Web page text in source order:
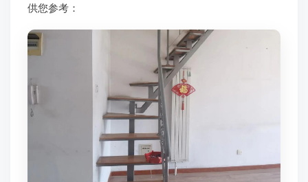
供您参考：